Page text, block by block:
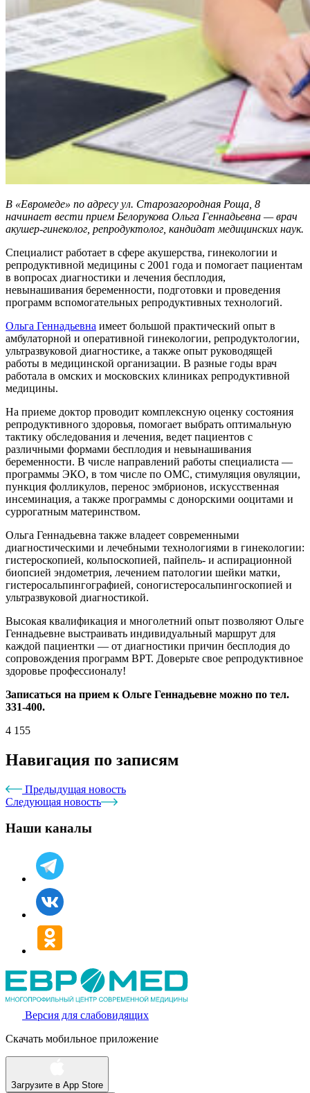
В «Евромеде» по адресу ул. Старозагородная Роща, 8
начинает вести прием Белорукова Ольга Геннадьевна — врач
акушер-гинеколог, репродуктолог, кандидат медицинских наук.
Специалист работает в сфере акушерства, гинекологии и
репродуктивной медицины с 2001 года и помогает пациентам
в вопросах диагностики и лечения бесплодия,
невынашивания беременности, подготовки и проведения
программ вспомогательных репродуктивных технологий.
Ольга Геннадьевна имеет большой практический опыт в
амбулаторной и оперативной гинекологии, репродуктологии,
ультразвуковой диагностике, а также опыт руководящей
работы в медицинской организации. В разные годы врач
работала в омских и московских клиниках репродуктивной
медицины.
На приеме доктор проводит комплексную оценку состояния
репродуктивного здоровья, помогает выбрать оптимальную
тактику обследования и лечения, ведет пациентов с
различными формами бесплодия и невынашивания
беременности. В числе направлений работы специалиста —
программы ЭКО, в том числе по ОМС, стимуляция овуляции,
пункция фолликулов, перенос эмбрионов, искусственная
инсеминация, а также программы с донорскими ооцитами и
суррогатным материнством.
Ольга Геннадьевна также владеет современными
диагностическими и лечебными технологиями в гинекологии:
гистероскопией, кольпоскопией, пайпель- и аспирационной
биопсией эндометрия, лечением патологии шейки матки,
гистеросальпингографией, соногистеросальпингоскопией и
ультразвуковой диагностикой.
Высокая квалификация и многолетний опыт позволяют Ольге
Геннадьевне выстраивать индивидуальный маршрут для
каждой пациентки — от диагностики причин бесплодия до
сопровождения программ ВРТ. Доверьте свое репродуктивное
здоровье профессионалу!
Записаться на прием к Ольге Геннадьевне можно по тел.
331-400.
4 155
Навигация по записям
Предыдущая новость
Следующая новость
Наши каналы
Версия для слабовидящих
Скачать мобильное приложение
Загрузите в App Store